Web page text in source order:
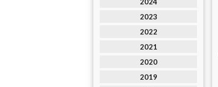
2023
2022
2021
2020
2019